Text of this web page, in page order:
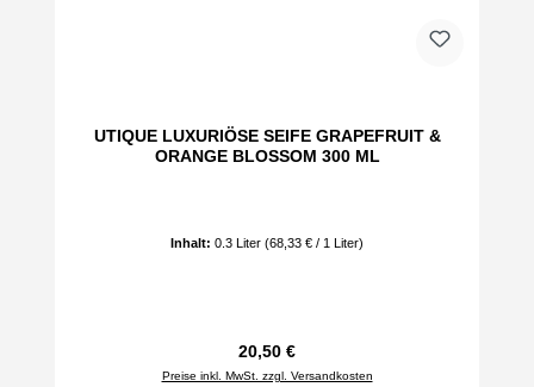
UTIQUE LUXURIÖSE SEIFE GRAPEFRUIT &
ORANGE BLOSSOM 300 ML
Inhalt: 0.3 Liter (68,33 € / 1 Liter)
Regulärer Preis:
20,50 €
Preise inkl. MwSt. zzgl. Versandkosten